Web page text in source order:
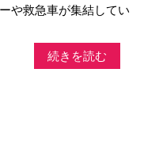
や救急車が集結してい
続きを読む